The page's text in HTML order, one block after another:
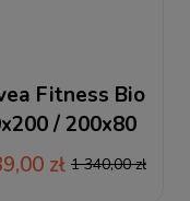
Fitness Bio
/ 200x80
piankowy
zł 1 340,00 zł